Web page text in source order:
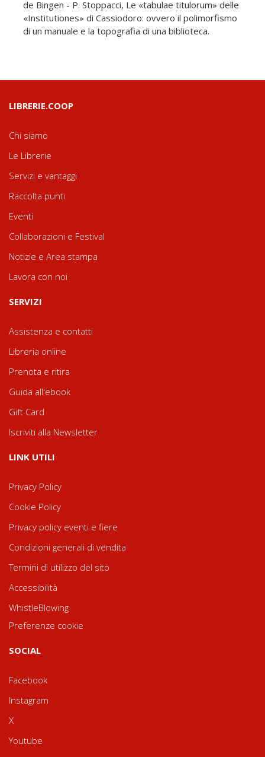
de Bingen - P. Stoppacci, Le «tabulae titulorum» delle
«Institutiones» di Cassiodoro: ovvero il polimorfismo
di un manuale e la topografia di una biblioteca.
LIBRERIE.COOP
Chi siamo
Le Librerie
Servizi e vantaggi
Raccolta punti
Eventi
Collaborazioni e Festival
Notizie e Area stampa
Lavora con noi
SERVIZI
Assistenza e contatti
Libreria online
Prenota e ritira
Guida all'ebook
Gift Card
Iscriviti alla Newsletter
LINK UTILI
Privacy Policy
Cookie Policy
Privacy policy eventi e fiere
Condizioni generali di vendita
Termini di utilizzo del sito
Accessibilità
WhistleBlowing
Preferenze cookie
SOCIAL
Facebook
Instagram
X
Youtube